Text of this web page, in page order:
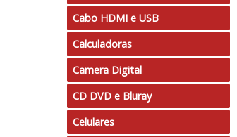
Cabo HDMI e USB
Calculadoras
Camera Digital
CD DVD e Bluray
Celulares